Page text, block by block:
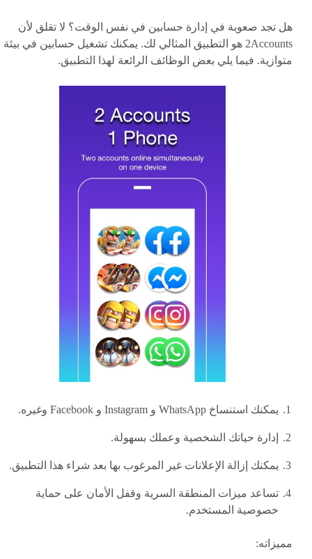
هل تجد صعوبة في إدارة حسابين في نفس الوقت؟ لا تقلق لأن
2Accounts هو التطبيق المثالي لك. يمكنك تشغيل حسابين في بيئة
متوازية. فيما يلي بعض الوظائف الرائعة لهذا التطبيق.
يمكنك استنساخ WhatsApp و Instagram و Facebook وغيره.
إدارة حياتك الشخصية وعملك بسهولة.
يمكنك إزالة الإعلانات غير المرغوب بها بعد شراء هذا التطبيق.
تساعد ميزات المنطقة السرية وقفل الأمان على حماية
خصوصية المستخدم.
مميزاته: